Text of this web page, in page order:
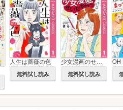
人生は薔薇の色
無料試し読み
少女漫画のせいだからっ
無料試し読み